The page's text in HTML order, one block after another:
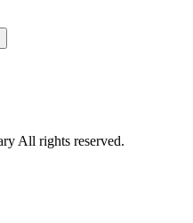
All rights reserved.